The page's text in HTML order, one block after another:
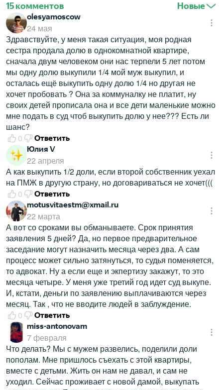
15 комментов Новые
olesyamoscow
24 мая
Здравствуйте, у меня такая ситуация, моя родная
сестра продала долю в однокомнатной квартире,
сначала двум человеком они нас терпели 5 лет потом
мы одну долю выкупили 1/4 мой муж выкупил, и
осталась ещё выкупить одну долю 1/4 но другая не
хочет пробовать ? Она за коммуналку не платит, ну
своих детей прописала она и все дети маленькие можно
мне подать в суд чтоб выкупить долю у нее??? Есть ли
шанс?
0
Ответить
Юлия V
22 апреля
А как выкупить 1/2 доли, если второй собственник уехал
на ПМЖ в другую страну, но договариваться не хочет(((
0
Ответить
motusvitaestm@xmail.ru
22 марта
А вот со сроками вы обманываете. Срок принятия
заявления 5 дней? Да, но первое предварительное
заседание могут назначить месяца через два. А сам
процесс может сильно затянуться, то судья поменяется,
то адвокат. Ну а если еще и экпертизу закажут, то это
месяца четыре. У меня уже третий год идет суд выкупе.
И, кстати, деньги по заявлению выплачиваются через
месяц. Так , что не вводите людей в заблуждение.
0
Ответить
miss-antonovam
7 февраля
Что делать? Мы с мужем развелись, поделили доли
пополам. Мне пришлось съехать с этой квартиры,
вместе с детьми. Жить он нам не давал, и сам не
уходил. Сейчас проживает с новой дамой, выкупать